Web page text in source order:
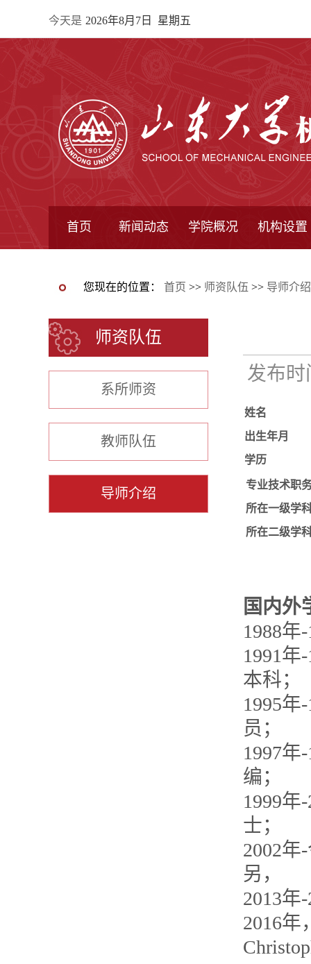
今天是 2026年8月7日 星期五
首页 新闻动态 学院概况 机构设置
您现在的位置： 首页 >> 师资队伍 >> 导师介绍
师资队伍
系所师资
教师队伍
导师介绍
发布
姓名
出生年月
学历
专业技术职
所在一级学
所在二级学
国内外
1988年
1991年
本科；
1995年
员；
1997年
编；
1999年
士；
2002年
另，
2013年
2016年